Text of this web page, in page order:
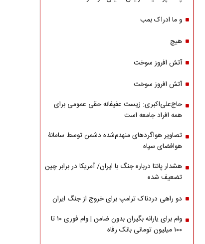
و ما ادراک بمب
هیچ
آتش افروز سوخت
آتش افروز سوخت
حاج‌علی‌اکبری: زیست عفیفانه حقی عمومی برای
همه افراد جامعه است
تصاویر هواگردهای منهدم‌شده دشمن توسط سامانۀ
هوافضای سپاه
هشدار پانتا درباره جنگ با ایران/ آمریکا در برابر چین
تضعیف شده
دو راهی دردناک ترامپ برای خروج از جنگ ایران
وام برای یارانه بگیران بدون ضامن | وام فوری ۱۰ تا
۱۰۰ میلیون تومانی بانک رفاه